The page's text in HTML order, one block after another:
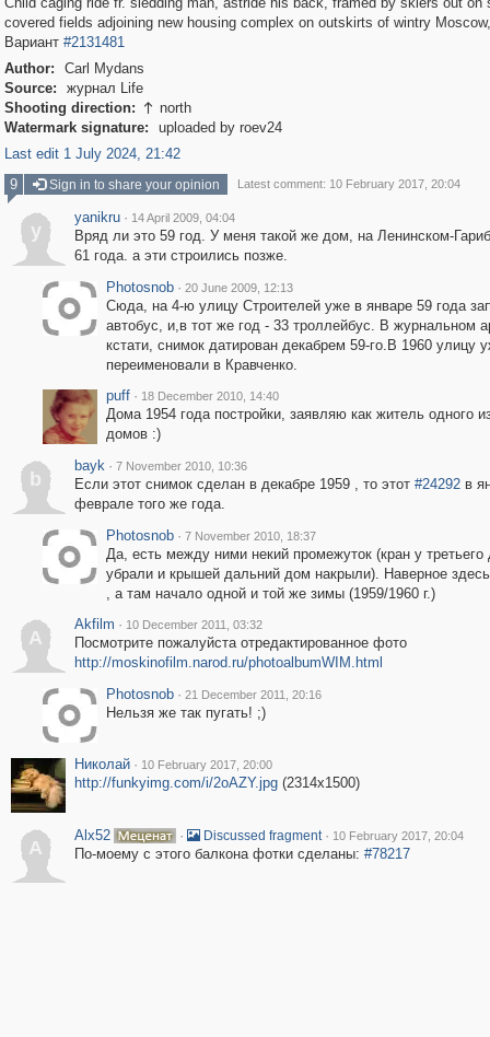
covered fields adjoining new housing complex on outskirts of wintry
Вариант #2131481
Author:
Carl Mydans
Source:
журнал Life
Shooting direction:  north
Watermark signature:
uploaded by roev24
Last edit 1 July 2024, 21:42
9
Sign in to share your opinion Latest comment: 10 February 2017, 20:04
y
yanikru · 14 April 2009, 04:04
Вряд ли это 59 год. У меня такой же дом, на Ленинском-
61 года. а эти строились позже.
Photosnob · 20 June 2009, 12:13
Сюда, на 4-ю улицу Строителей уже в январе 59 года
автобус, и,в тот же год - 33 троллейбус. В журнальном
кстати, снимок датирован декабрем 59-го.В 1960 улицу
переименовали в Кравченко.
puff · 18 December 2010, 14:40
Дома 1954 года постройки, заявляю как житель одного
домов :)
b
bayk · 7 November 2010, 10:36
Если этот снимок сделан в декабре 1959 , то этот #24292в
феврале того же года.
Photosnob · 7 November 2010, 18:37
Да, есть между ними некий промежуток (кран у
убрали и крышей дальний дом накрыли). Наверное
, а там начало одной и той же зимы (1959/1960 г.)
A
Akfilm · 10 December 2011, 03:32
Посмотрите пожалуйста отредактированное фото
http://moskinofilm.narod.ru/photoalbumWIM.html
Photosnob · 21 December 2011, 20:16
Нельзя же так пугать! ;)
Николай · 10 February 2017, 20:00
http://funkyimg.com/i/2oAZY.jpg(2314x1500)
A
Alx52 · Discussed fragment · 10 February 2017, 20:04
По-моему с этого балкона фотки сделаны: #78217